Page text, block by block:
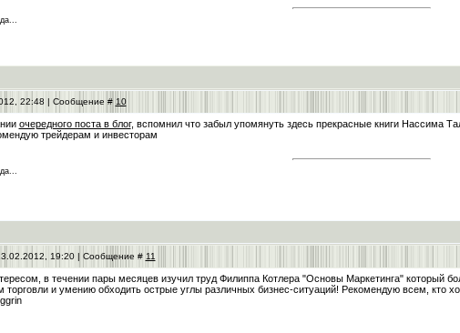
22:48 | Сообщение # 10
очередного поста в блог, вспомнил что забыл упомянуть здесь прекрасные книги Нассима
трейдерам и инвесторам
19:20 | Сообщение # 11
в течении пары месяцев изучил труд Филиппа Котлера "Основы Маркетинга" который
и умению обходить острые углы различных бизнес-ситуаций! Рекомендую всем, кто